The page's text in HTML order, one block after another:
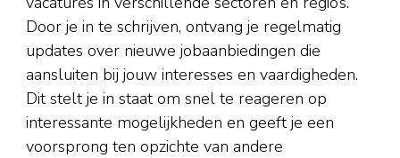
Door je in te schrijven, ontvang je regelmatig
updates over nieuwe jobaanbiedingen die
aansluiten bij jouw interesses en vaardigheden.
Dit stelt je in staat om snel te reageren op
interessante mogelijkheden en geeft je een
voorsprong ten opzichte van andere